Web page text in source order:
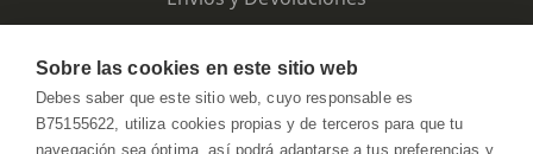
Sobre las cookies en este sitio web
Debes saber que este sitio web, cuyo responsable es
B75155622, utiliza cookies propias y de terceros para que tu
navegación sea óptima, así podrá adaptarse a tus preferencias y